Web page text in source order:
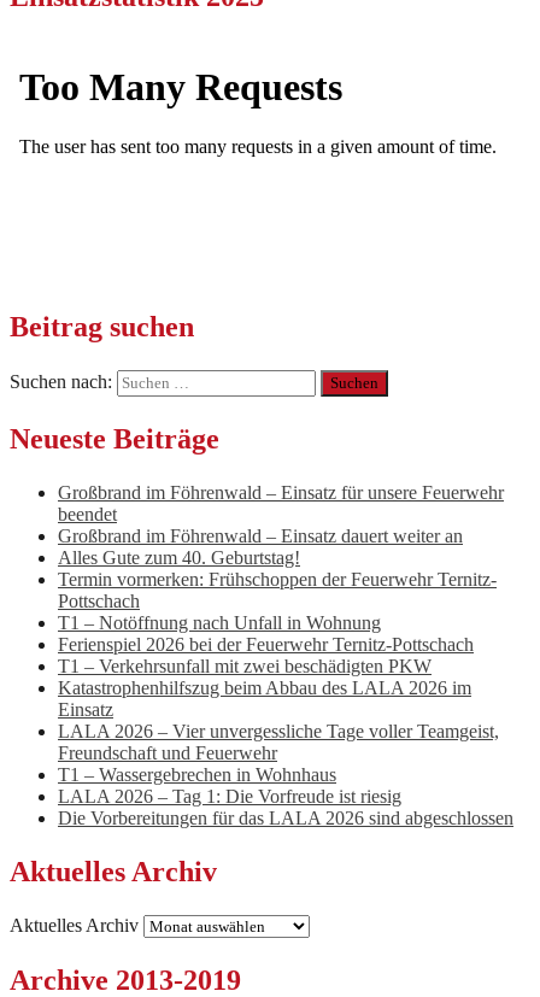
Beitrag suchen
Suchen nach:
Neueste Beiträge
Großbrand im Föhrenwald – Einsatz für unsere Feuerwehr
beendet
Großbrand im Föhrenwald – Einsatz dauert weiter an
Alles Gute zum 40. Geburtstag!
Termin vormerken: Frühschoppen der Feuerwehr Ternitz-
Pottschach
T1 – Notöffnung nach Unfall in Wohnung
Ferienspiel 2026 bei der Feuerwehr Ternitz-Pottschach
T1 – Verkehrsunfall mit zwei beschädigten PKW
Katastrophenhilfszug beim Abbau des LALA 2026 im
Einsatz
LALA 2026 – Vier unvergessliche Tage voller Teamgeist,
Freundschaft und Feuerwehr
T1 – Wassergebrechen in Wohnhaus
LALA 2026 – Tag 1: Die Vorfreude ist riesig
Die Vorbereitungen für das LALA 2026 sind abgeschlossen
Aktuelles Archiv
Aktuelles Archiv
Archive 2013-2019